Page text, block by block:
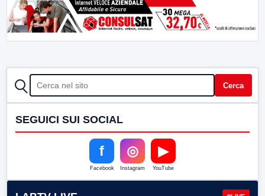
CERCA Cerca
SEGUICI SUI SOCIAL
f
Facebook
◎
Instagram
▶
YouTube